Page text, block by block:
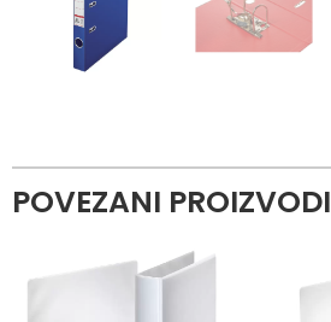
POVEZANI PROIZVODI